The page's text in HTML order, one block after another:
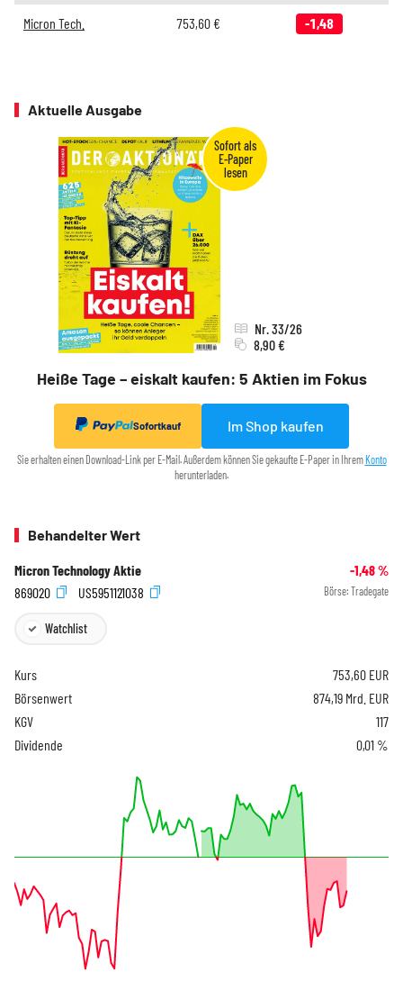
Micron Tech. 753,60 € -1,48
Aktuelle Ausgabe
Heiße Tage – eiskalt kaufen: 5 Aktien im Fokus
Nr. 33/26
8,90 €
Sofortkauf Im Shop kaufen
Sie erhalten einen Download-Link per E-Mail. Außerdem können Sie gekaufte E-Paper in IhremKonto
herunterladen.
Behandelter Wert
Micron Technology Aktie -1,48%
869020
US5951121038 Börse: Tradegate
Watchlist
Kurs 753,60 EUR
Börsenwert
874,19 Mrd. EUR
KGV
117
Dividende
0,01 %